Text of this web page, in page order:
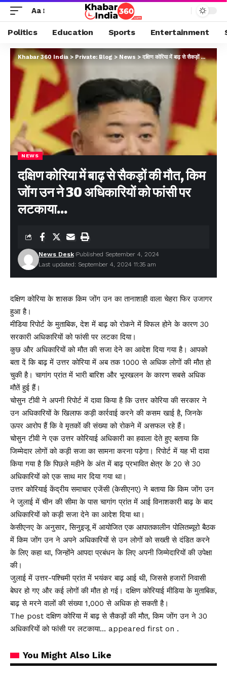
Aa
Politics Education Sports Entertainment
Khabar 360 India > Private: Blog > News > दक्षिण कोरिया में बाढ़ से सैकड़ों की मौत, किम जोंग उन ने 30 अधिकारियों को फांसी पर लटकाया…
NEWS
दक्षिण कोरिया में बाढ़ से सैकड़ों की मौत, किम
जोंग उन ने 30 अधिकारियों को फांसी पर
लटकाया…
Last updated: September 4, 2024 11:35 am
News Desk Published September 4, 2024
दक्षिण कोरिया के शासक किम जोंग उन का तानाशाही वाला चेहरा फिर उजागर
हुआ है।
मीडिया रिपोर्ट के मुताबिक, देश में बाढ़ को रोकने में विफल होने के कारण 30
सरकारी अधिकारियों को फांसी पर लटका दिया।
कुछ और अधिकारियों को मौत की सजा देने का आदेश दिया गया है। आपको
बता दें कि बाढ़ में उत्तर कोरिया में अब तक 1000 से अधिक लोगों की मौत हो
चुकी है। चागांग प्रांत में भारी बारिश और भूस्खलन के कारण सबसे अधिक
मौतें हुई हैं।
चोसुन टीवी ने अपनी रिपोर्ट में दावा किया है कि उत्तर कोरिया की सरकार ने
उन अधिकारियों के खिलाफ कड़ी कार्रवाई करने की कसम खाई है, जिनके
ऊपर आरोप हैं कि वे मृतकों की संख्या को रोकने में असफल रहे हैं।
चोसुन टीवी ने एक उत्तर कोरियाई अधिकारी का हवाला देते हुए बताया कि
जिम्मेदार लोगों को कड़ी सजा का सामना करना पड़ेगा। रिपोर्ट में यह भी दावा
किया गया है कि पिछले महीने के अंत में बाढ़ प्रभावित क्षेत्र के 20 से 30
अधिकारियों को एक साथ मार दिया गया था।
उत्तर कोरियाई केंद्रीय समाचार एजेंसी (केसीएनए) ने बताया कि किम जोंग उन
ने जुलाई में चीन की सीमा के पास चागांग प्रांत में आई विनाशकारी बाढ़ के बाद
अधिकारियों को कड़ी सजा देने का आदेश दिया था।
केसीएनए के अनुसार, सिनुइजू में आयोजित एक आपातकालीन पोलितब्यूरो बैठक
में किम जोंग उन ने अपने अधिकारियों से उन लोगों को सख्ती से दंडित करने
के लिए कहा था, जिन्होंने आपदा प्रबंधन के लिए अपनी जिम्मेदारियों की उपेक्षा
की।
जुलाई में उत्तर-पश्चिमी प्रांत में भयंकर बाढ़ आई थी, जिससे हजारों निवासी
बेघर हो गए और कई लोगों की मौत हो गई। दक्षिण कोरियाई मीडिया के मुताबिक,
बाढ़ से मरने वालों की संख्या 1,000 से अधिक हो सकती है।
The post दक्षिण कोरिया में बाढ़ से सैकड़ों की मौत, किम जोंग उन ने 30
अधिकारियों को फांसी पर लटकाया… appeared first on .
You Might Also Like